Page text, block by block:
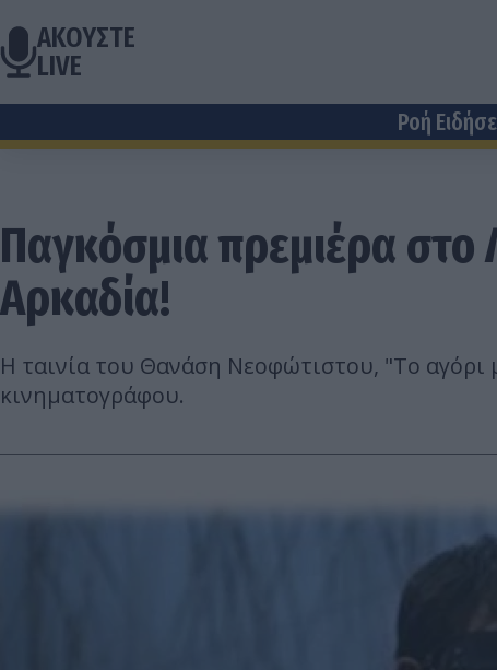
ΑΚΟΥΣΤΕ
LIVE
Ροή
Παγκόσμια πρεμιέρα στο
Αρκαδία!
Η ταινία του Θανάση Νεοφώτιστου, "Το αγόρι
κινηματογράφου.